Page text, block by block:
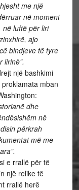
me një
në moment
në luftë për liri
ajo
bindjeve të tyre
lirinë”.
një bashkimi
mban
dhe
në
përkrah
më me
e rrallë për të
një relike të
rrallë herë